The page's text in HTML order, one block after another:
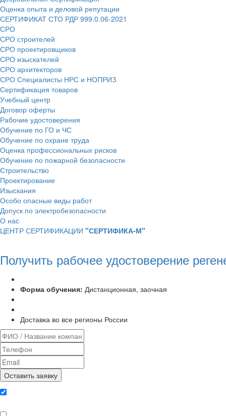
Оценка опыта и деловой репутации
СЕРТИФИКАТ СТО РДР 999.0.06-2021
СРО
СРО строителей
СРО проектировщиков
СРО изыскателей
СРО архитекторов
СРО Специалисты НРС и НОПРИЗ
Сертификация товаров
Учебный центр
Договор оферты
Рабочие удостоверения
Обучение по ГО и ЧС
Обучение по охране труда
Оценка профессиональных рисков
Обучение по пожарной безопасности
Строительство
Проектирование
Изыскания
Особо опасные виды работ
Допуск по электробезопасности
О нас
ЦЕНТР СЕРТИФИКАЦИИ "СЕРТИФИКА-М"
Получить рабочее удостоверение
Форма обучения: Дистанционная, заочная
Доставка во все регионы России